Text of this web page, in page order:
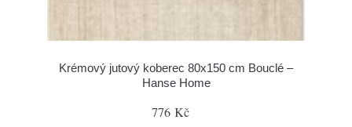
Krémový jutový koberec 80x150 cm Bouclé –
Hanse Home
776 Kč